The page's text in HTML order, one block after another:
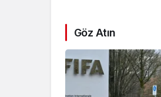
Göz Atın